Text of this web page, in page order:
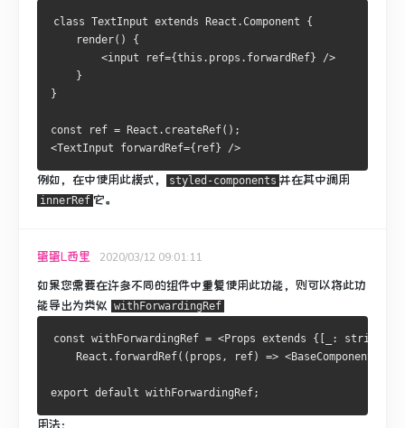
class TextInput extends React.Component {
    render() {
        <input ref={this.props.forwardRef} />
    }
}
const ref = React.createRef();
<TextInput forwardRef={ref} />
例如，在中使用此模式， styled-components 并在其中调用
innerRef 它。
蛋蛋L西里 2020/03/12 09:01:11
如果您需要在许多不同的组件中重复使用此功能，则可以将此功
能导出为类似 withForwardingRef
const withForwardingRef = <Props extends {[_: string]:
React.forwardRef((props, ref) => <BaseComponent
export default withForwardingRef;